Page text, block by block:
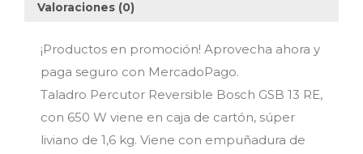
Valoraciones (0)
¡Productos en promoción! Aprovecha ahora y
paga seguro con MercadoPago.
Taladro Percutor Reversible Bosch GSB 13 RE,
con 650 W viene en caja de cartón, súper
liviano de 1,6 kg. Viene con empuñadura de